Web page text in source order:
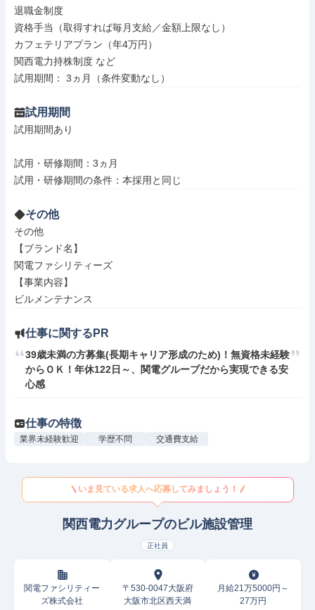
退職金制度
資格手当（取得すれば毎月支給／金額上限なし）
カフェテリアプラン（年4万円）
関西電力持株制度 など
試用期間： 3ヵ月（条件変動なし）
試用期間
試用期間あり
試用・研修期間：3ヵ月
その他
その他
【ブランド名】
関電ファシリティーズ
【事業内容】
ビルメンテナンス
仕事に関するPR
39歳未満の方募集(長期キャリア形成のため)！無資格未経験
からＯＫ！年休122日～、関電グループだから実現できる安
心感
仕事の特徴
業界未経験歓迎 学歴不問 交通費支給
いま見ている求人へ応募してみましょう！
関西電力グループのビル施設管理
正社員
関電ファシリティー
ズ株式会社
〒530-0047大阪府
大阪市北区西天満
月給21万5000円～
27万円